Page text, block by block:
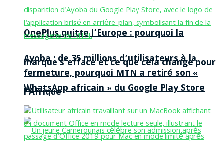
OnePlus quitte l’Europe : pourquoi la
marque s’efface et ce que cela change pour
l’Afrique
Ayoba : de 35 millions d’utilisateurs à la
fermeture, pourquoi MTN a retiré son «
WhatsApp africain » du Google Play Store